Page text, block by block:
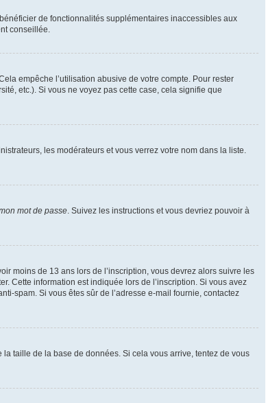
de fonctionnalités supplémentaires inaccessibles aux
conseillée.
empêche l’utilisation abusive de votre compte. Pour rester
etc.). Si vous ne voyez pas cette case, cela signifie que
les modérateurs et vous verrez votre nom dans la liste.
mot de passe. Suivez les instructions et vous devriez pouvoir à
moins de 13 ans lors de l’inscription, vous devrez alors suivre les
Cette information est indiquée lors de l’inscription. Si vous avez
spam. Si vous êtes sûr de l’adresse e-mail fournie, contactez
taille de la base de données. Si cela vous arrive, tentez de vous